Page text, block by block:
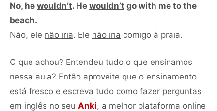
No, he wouldn’t. He wouldn’t go with me to the
beach.
Não, ele não iria. Ele não iria comigo à praia.
O que achou? Entendeu tudo o que ensinamos
nessa aula? Então aproveite que o ensinamento
está fresco e escreva tudo como fazer perguntas
em inglês no seu Anki, a melhor plataforma online